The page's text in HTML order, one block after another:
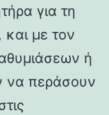
για τη
με τον
ή
να περάσουν